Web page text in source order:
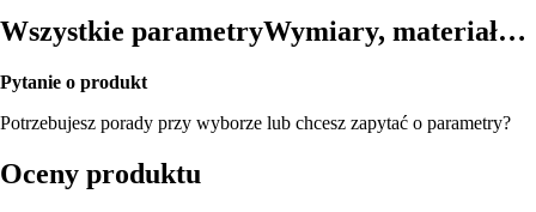
Wszystkie parametryWymiary, materiał…
Pytanie o produkt
Potrzebujesz porady przy wyborze lub chcesz zapytać o parametry?
Oceny produktu